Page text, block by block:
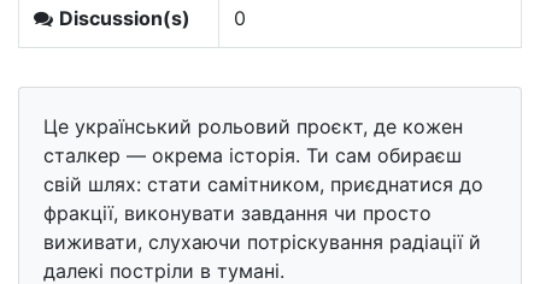
Discussion(s) 0
Це український рольовий проєкт, де кожен
сталкер — окрема історія. Ти сам обираєш
свій шлях: стати самітником, приєднатися до
фракції, виконувати завдання чи просто
виживати, слухаючи потріскування радіації й
далекі постріли в тумані.